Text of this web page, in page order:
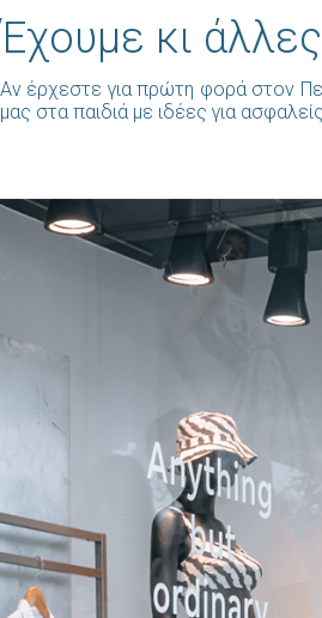
Έχουμε κι
Αν έρχεστε για πρώτη φορά στον
μας στα παιδιά με ιδέες για